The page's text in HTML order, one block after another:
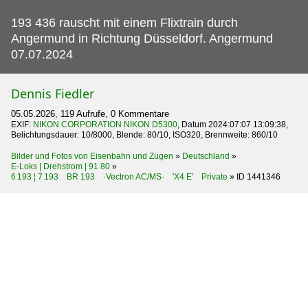
193 436 rauscht mit einem Flixtrain durch
Angermund in Richtung Düsseldorf. Angermund
07.07.2024
Dennis Fiedler
05.05.2026, 119 Aufrufe, 0 Kommentare
EXIF: NIKON CORPORATION NIKON D5300, Datum 2024:07:07 13:09:38,
Belichtungsdauer: 10/8000, Blende: 80/10, ISO320, Brennweite: 860/10
Bilder und Fotos von Eisenbahn und Zügen » Deutschland »
E-Loks | Drehstrom | 91 80 »
6 193 ¦ 7 193 BR 193 ·Vectron AC/MS· 'X4 E' Private » ID 1441346